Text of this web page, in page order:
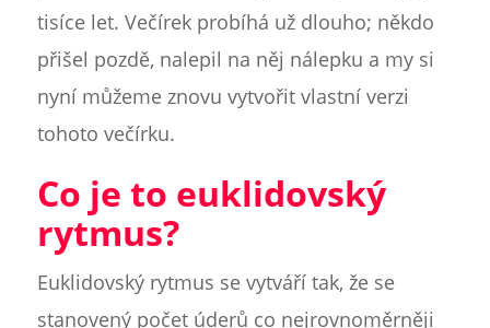
tisíce let. Večírek probíhá už dlouho; někdo
přišel pozdě, nalepil na něj nálepku a my si
nyní můžeme znovu vytvořit vlastní verzi
tohoto večírku.
Co je to euklidovský
rytmus?
Euklidovský rytmus se vytváří tak, že se
stanovený počet úderů co nejrovnoměrněji